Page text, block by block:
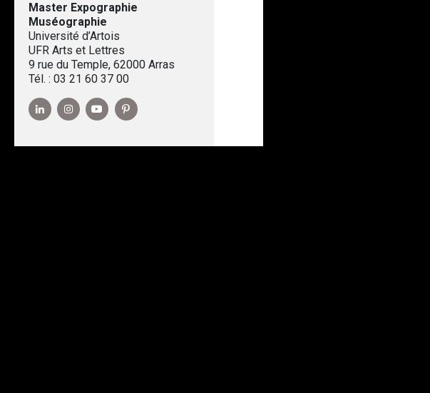
Master Expographie
Muséographie
Université d’Artois
UFR Arts et Lettres
9 rue du Temple, 62000 Arras
Tél. : 03 21 60 37 00